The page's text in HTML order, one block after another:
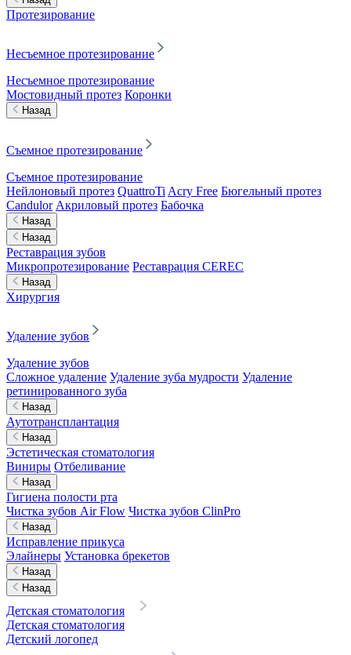
Протезирование
Несъемное протезирование
Несъемное протезирование
Мостовидный протез Коронки
Назад
Съемное протезирование
Съемное протезирование
Нейлоновый протез QuattroTi Acry Free Бюгельный протез
Candulor Акриловый протез Бабочка
Назад
Назад
Реставрация зубов
Микропротезирование Реставрация CEREC
Назад
Хирургия
Удаление зубов
Удаление зубов
Сложное удаление Удаление зуба мудрости Удаление
ретинированного зуба
Назад
Аутотрансплантация
Назад
Эстетическая стоматология
Виниры Отбеливание
Назад
Гигиена полости рта
Чистка зубов Air Flow Чистка зубов ClinPro
Назад
Исправление прикуса
Элайнеры Установка брекетов
Назад
Назад
Детская стоматология
Детская стоматология
Детский логопед